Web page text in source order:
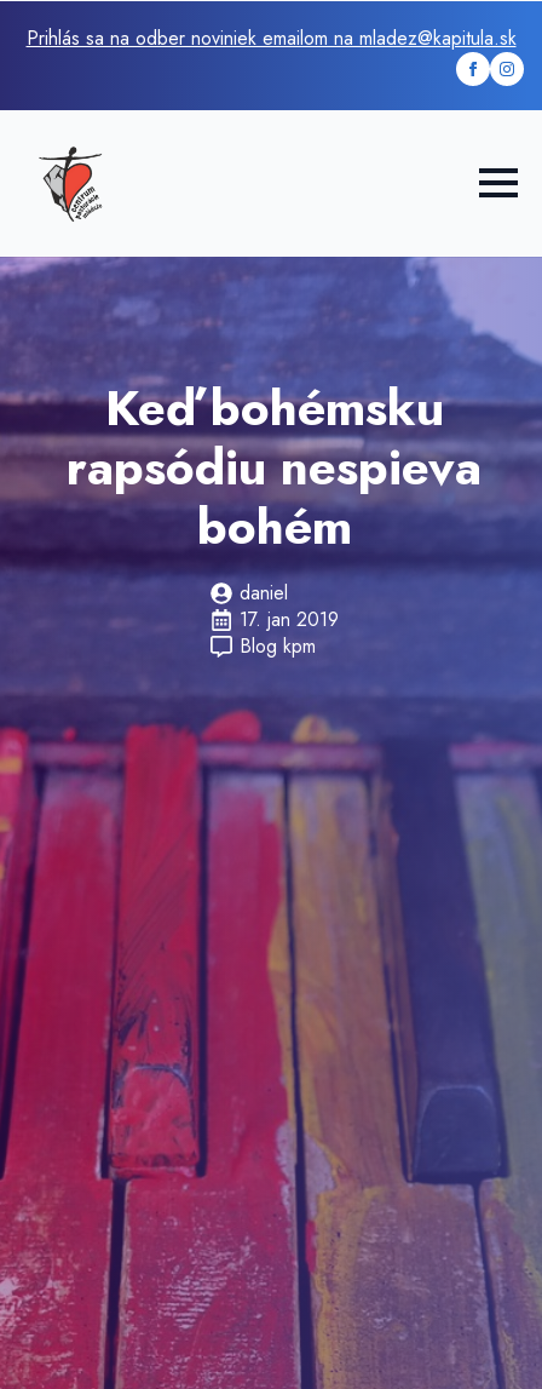
Prihlás sa na odber noviniek emailom na mladez@kapitula.sk
Keď bohémsku
rapsódiu nespieva
bohém
daniel
17. jan 2019
Blog kpm